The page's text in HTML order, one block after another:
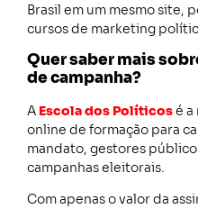
Brasil em um mesmo site,
cursos de marketing
Quer saber mais
de campanha?
A Escola dos Políticosé a
online de formação para
mandato, gestores
campanhas eleitorais.
Com apenas o valor da